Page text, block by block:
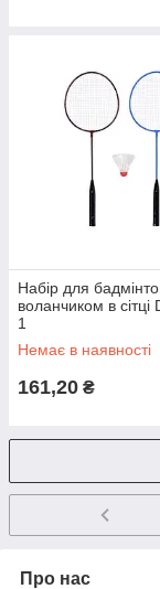
Набір для
воланчиком в сітці
1
Немає в наявності
161,20 ₴
Про нас